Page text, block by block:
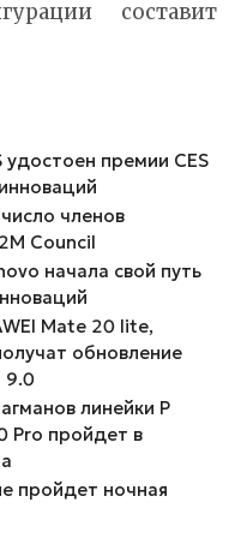
составит
удостоен премии CES
членов
Council
начала свой путь
Mate 20 lite,
обновление
9.0
линейки P
Pro пройдет в
пройдет ночная